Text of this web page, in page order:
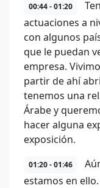
00:44 - 01:20
actuaciones a
con algunos
que le puedan
empresa.
partir de ahí
tenemos una
Árabe y
hacer alguna
exposición.
01:20 - 01:46
estamos en